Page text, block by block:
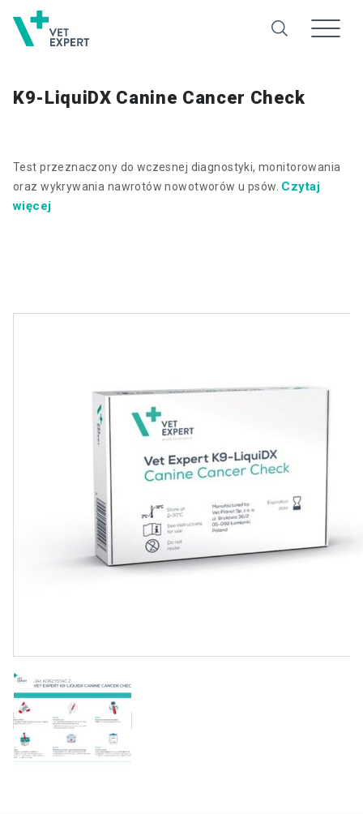
K9-LiquiDX Canine Cancer Check
Test przeznaczony do wczesnej diagnostyki, monitorowania
oraz wykrywania nawrotów nowotworów u psów. Czytaj
więcej